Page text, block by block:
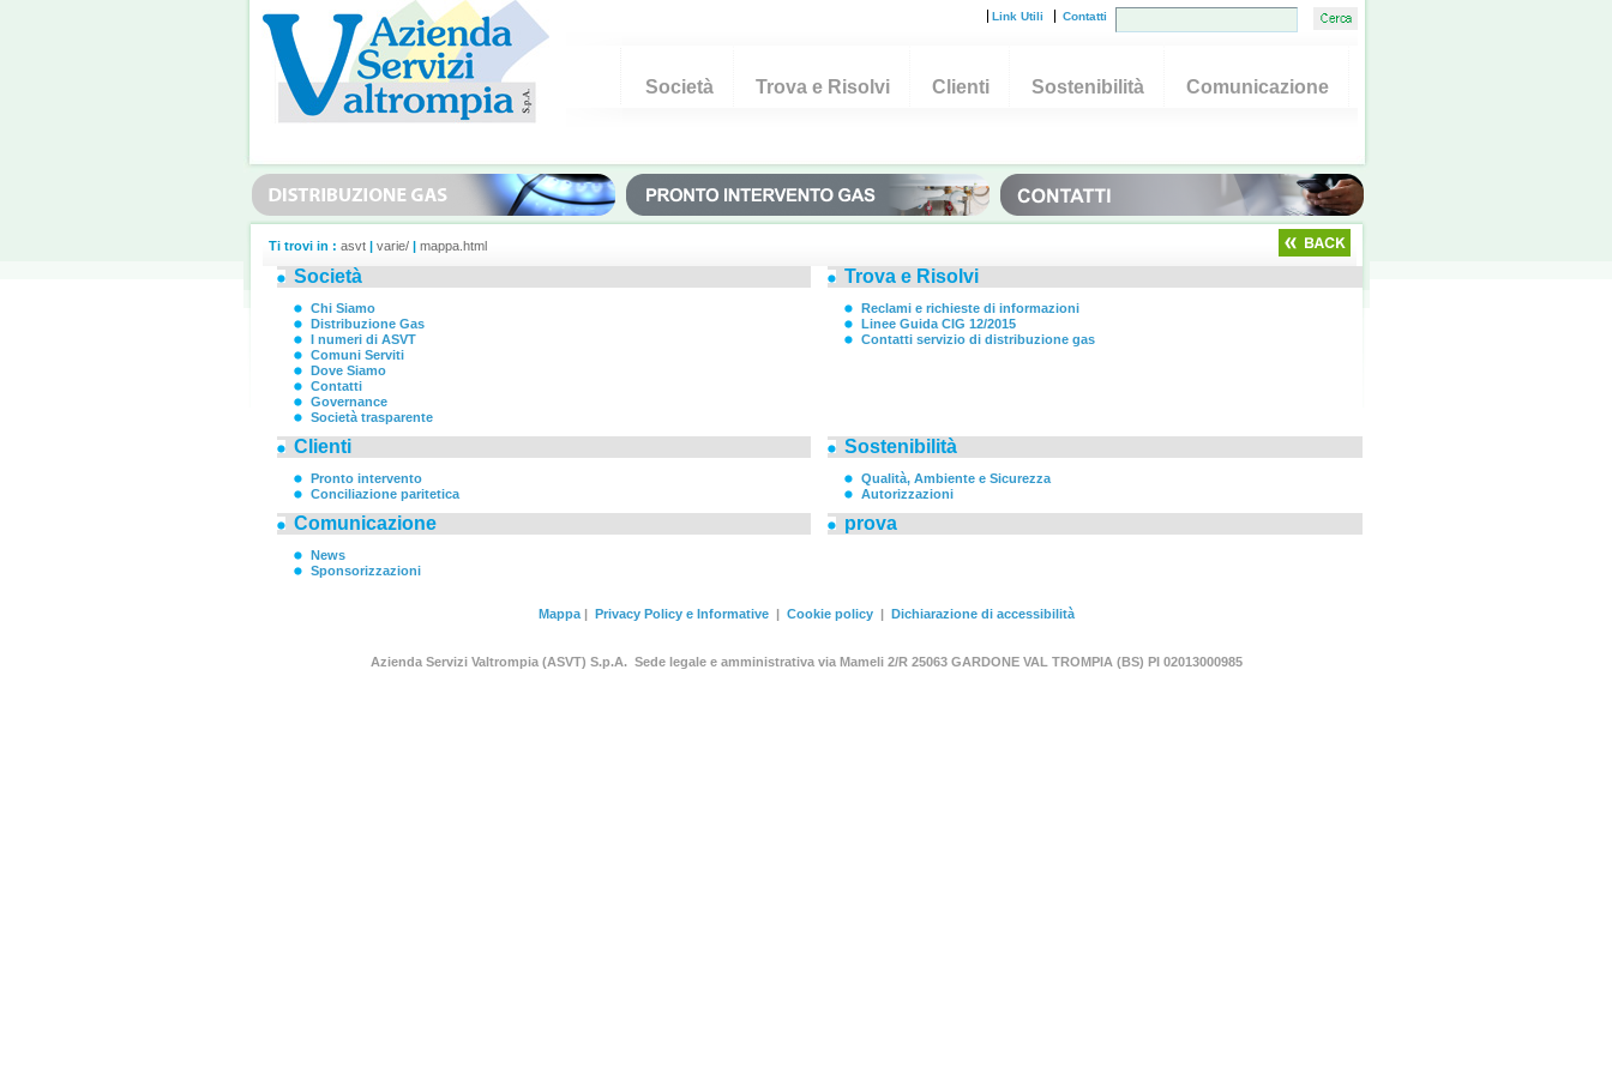
Contatti
Link Utili
Società Trova e Risolvi Clienti Sostenibilità Comunicazione
Ti trovi in : asvt | varie/ | mappa.html
Società
Chi Siamo
Distribuzione Gas
I numeri di ASVT
Comuni Serviti
Dove Siamo
Contatti
Governance
Società trasparente
Trova e Risolvi
Reclami e richieste di informazioni
Linee Guida CIG 12/2015
Contatti servizio di distribuzione gas
Clienti
Pronto intervento
Conciliazione paritetica
Sostenibilità
Qualità, Ambiente e Sicurezza
Autorizzazioni
Comunicazione
News
Sponsorizzazioni
prova
Mappa| Privacy Policy e Informative| Cookie policy| Dichiarazione di accessibilità
Azienda Servizi Valtrompia (ASVT) S.p.A. Sede legale e amministrativa via Mameli 2/R 25063 GARDONE VAL TROMPIA (BS) PI 02013000985